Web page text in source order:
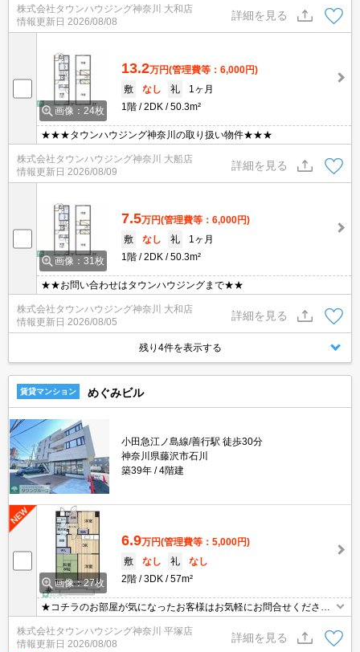
株式会社タウンハウジング神奈川 大和店
情報更新日 2026/08/08
詳細を見る
画像：24枚
13.2万円(管理費等：6,000円)
敷
なし 礼
1ヶ月
1階
2DK 50.3m²
★★★タウンハウジング神奈川の取り扱い物件★★★
株式会社タウンハウジング神奈川 大船店
情報更新日 2026/08/09
詳細を見る
画像：31枚
7.5万円(管理費等：6,000円)
敷
なし 礼
1ヶ月
1階
2DK 50.3m²
★★お問い合わせはタウンハウジングまで★★
株式会社タウンハウジング神奈川 大和店
情報更新日 2026/08/05
詳細を見る
残り4件を表示する
賃貸マンション めぐみビル
小田急江ノ島線/善行駅 徒歩30分
神奈川県藤沢市石川
築39年
4階建
画像：27枚
6.9万円(管理費等：5,000円)
敷
なし 礼
なし
2階
3DK 57m²
★コチラのお部屋が気になったお客様はお気軽にお問合せください
ませ★専門スタッフが詳細情報をご案内させていただきます！もち
ろん、他の物件もまとめてご紹介可能です！
株式会社タウンハウジング神奈川 平塚店
情報更新日 2026/08/08
詳細を見る